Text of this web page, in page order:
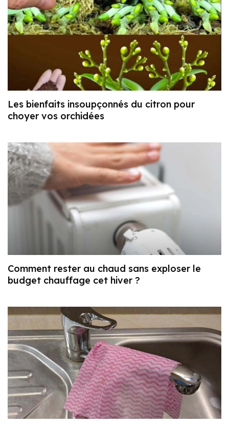
Les bienfaits insoupçonnés du citron pour
choyer vos orchidées
Comment rester au chaud sans exploser le
budget chauffage cet hiver ?